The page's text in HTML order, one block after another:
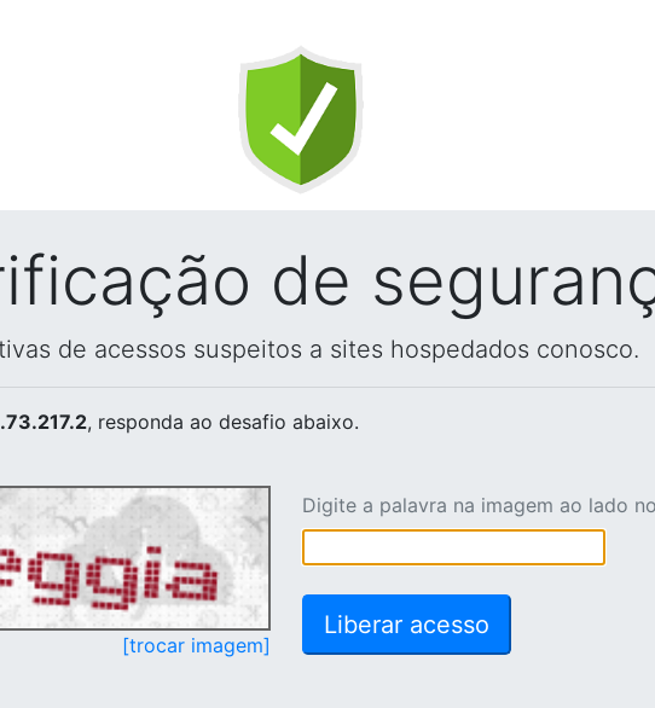
de
de acessos suspeitos a sites hospedados conosco.
, responda ao desafio abaixo.
[trocar imagem]
Digite a palavra na imagem ao lado